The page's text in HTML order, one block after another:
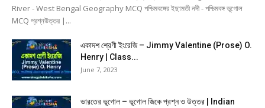
River - West Bengal Geography MCQ পশ্চিমবঙ্গের ইছামতী নদী - পশ্চিমবঙ্গ ভূগোল
MCQ প্রশ্নউত্তর |...
একাদশ শ্রেণী ইংরেজি – Jimmy Valentine (Prose) O.
Henry | Class...
June 7, 2023
ভারতের ভূগোল – ভূগোল জিকে প্রশ্ন ও উত্তর | Indian